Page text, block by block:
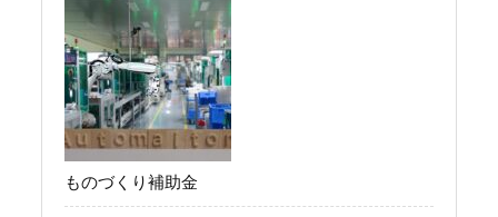
ものづくり補助金